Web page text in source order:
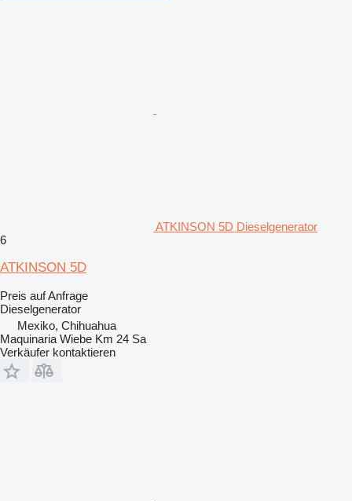
ATKINSON 5D Dieselgenerator
6
ATKINSON 5D
Preis auf Anfrage
Dieselgenerator
Mexiko, Chihuahua
Maquinaria Wiebe Km 24 Sa
Verkäufer kontaktieren